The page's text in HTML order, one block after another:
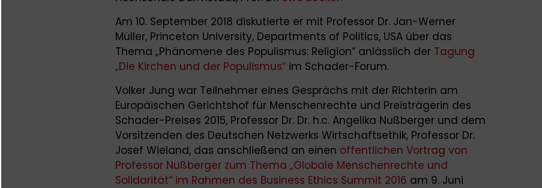
Am 10. September 2018 diskutierte er mit Professor Dr. Jan-Werner
Müller, Princeton University, Departments of Politics, USA über das
Thema „Phänomene des Populismus: Religion“ anlässlich der Tagung
„Die Kirchen und der Populismus“ ​​​​​im Schader-Forum.
Volker Jung war Teilnehmer eines Gesprächs mit der Richterin am
Europäischen Gerichtshof für Menschenrechte und Preisträgerin des
Schader-Preises 2015, Professor Dr. Dr. h.c. Angelika Nußberger und dem
Vorsitzenden des Deutschen Netzwerks Wirtschaftsethik, Professor Dr.
Josef Wieland, das anschließend an einen öffentlichen Vortrag von
Professor Nußberger zum Thema „Globale Menschenrechte und
Solidarität“ im Rahmen des Business Ethics Summit 2016 am 9. Juni